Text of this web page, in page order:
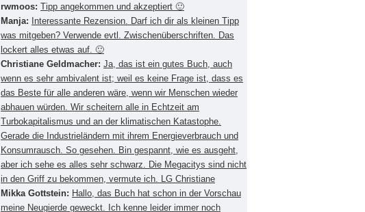
rwmoos: Tipp angekommen und akzeptiert 🙂
Manja:
Interessante Rezension. Darf ich dir als kleinen Tipp
was mitgeben? Verwende evtl. Zwischenüberschriften. Das
lockert alles etwas auf. 🙂
Christiane Geldmacher: Ja, das ist ein gutes Buch, auch
wenn es sehr ambivalent ist; weil es keine Frage ist, dass es
das Beste für alle anderen wäre, wenn wir Menschen wieder
abhauen würden. Wir scheitern alle in Echtzeit am
Turbokapitalismus und an der klimatischen Katastophe.
Gerade die Industrieländern mit ihrem Energieverbrauch und
Konsumrausch. So gesehen. Bin gespannt, wie es ausgeht,
aber ich sehe es alles sehr schwarz. Die Megacitys sind nicht
in den Griff zu bekommen, vermute ich. LG Christiane
Mikka Gottstein: Hallo, das Buch hat schon in der Vorschau
meine Neugierde geweckt. Ich kenne leider immer noch